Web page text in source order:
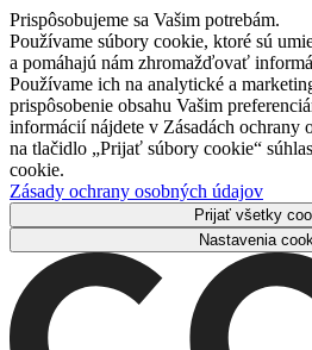
Prispôsobujeme sa Vašim potrebám.
Používame súbory cookie, ktoré sú
a pomáhajú nám zhromažďovať
Používame ich na analytické a
prispôsobenie obsahu Vašim
informácií nájdete v Zásadách
na tlačidlo „Prijať súbory cookie“
cookie.
Zásady ochrany osobných údajov
Prijať všetky
Nastavenia